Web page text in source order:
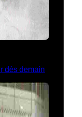
dès demain